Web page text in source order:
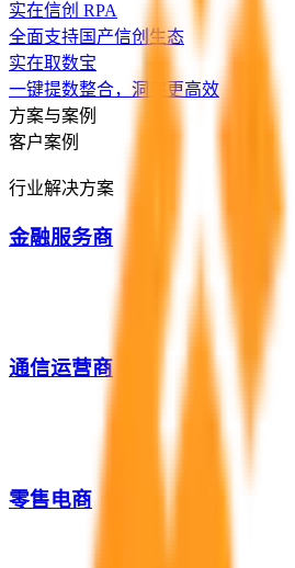
实在信创 RPA
全面支持国产信创生态
实在取数宝
一键提数整合，洞察更高效
方案与案例
客户案例
行业解决方案
金融服务商
通信运营商
零售电商